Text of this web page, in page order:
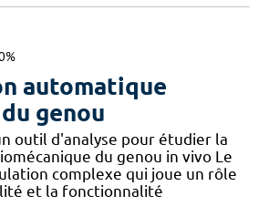
automatique
genou
outil d'analyse pour étudier la
du genou in vivo Le
complexe qui joue un rôle
et la fonctionnalité